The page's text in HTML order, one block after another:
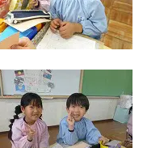
リシー
ください
072-793-5381